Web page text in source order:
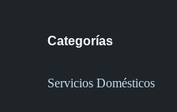
Categorías
Servicios Domésticos